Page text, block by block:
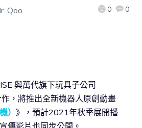
Qoo 0 0
與萬代旗下玩具子公司
，將推出全新機器人原創動畫
） 》，預計2021年秋季展開播
傳影片也同步公開。